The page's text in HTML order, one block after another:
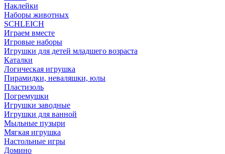
Наклейки
Наборы животных
SCHLEICH
Играем вместе
Игровые наборы
Игрушки для детей младшего возраста
Каталки
Логическая игрушка
Пирамидки, неваляшки, юлы
Пластизоль
Погремушки
Игрушки заводные
Игрушки для ванной
Мыльные пузыри
Мягкая игрушка
Настольные игры
Домино